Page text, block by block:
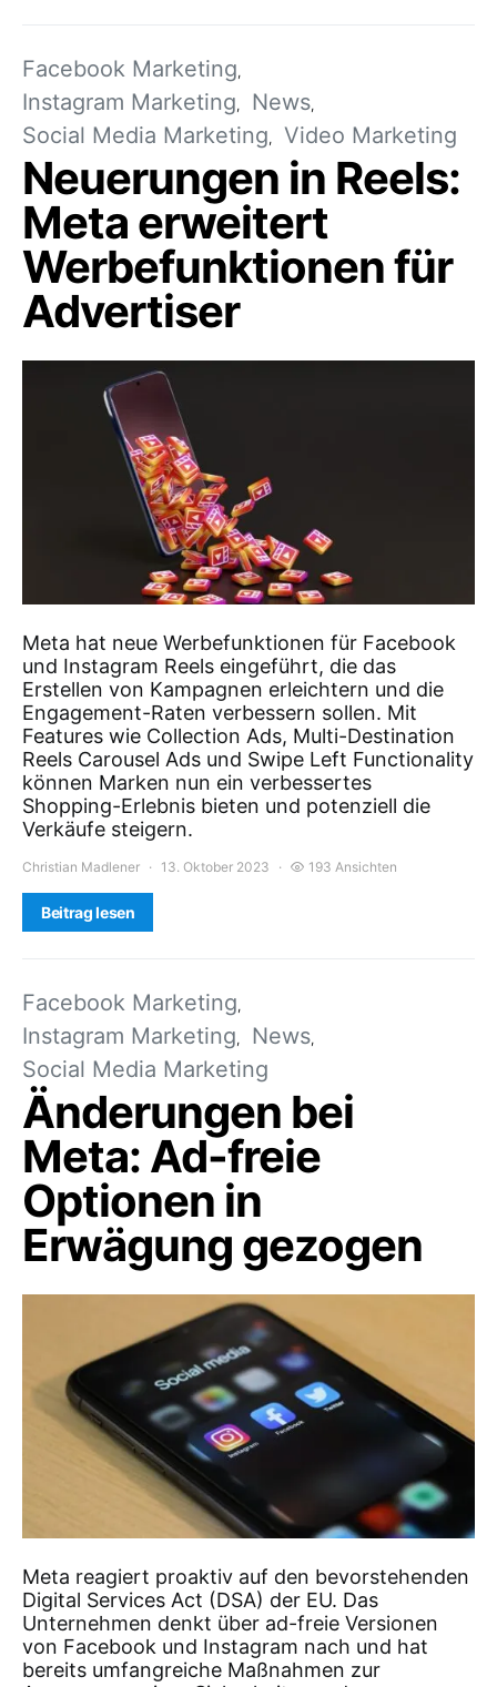
Facebook Marketing
Instagram Marketing
News
Social Media Marketing
Video Marketing
Neuerungen in Reels:
Meta erweitert
Werbefunktionen für
Advertiser
Meta hat neue Werbefunktionen für Facebook
und Instagram Reels eingeführt, die das
Erstellen von Kampagnen erleichtern und die
Engagement-Raten verbessern sollen. Mit
Features wie Collection Ads, Multi-Destination
Reels Carousel Ads und Swipe Left Functionality
können Marken nun ein verbessertes
Shopping-Erlebnis bieten und potenziell die
Verkäufe steigern.
Christian Madlener 13. Oktober 2023 193 Ansichten
Beitrag lesen
Facebook Marketing
Instagram Marketing
News
Social Media Marketing
Änderungen bei
Meta: Ad-freie
Optionen in
Erwägung gezogen
Meta reagiert proaktiv auf den bevorstehenden
Digital Services Act (DSA) der EU. Das
Unternehmen denkt über ad-freie Versionen
von Facebook und Instagram nach und hat
bereits umfangreiche Maßnahmen zur